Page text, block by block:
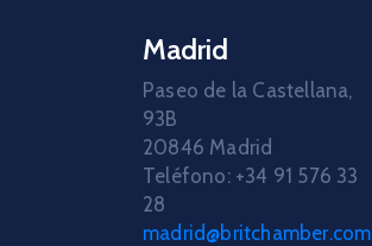
Madrid
Paseo de la Castellana,
93B
20846 Madrid
Teléfono: +34 91 576 33
28
madrid@britchamber.com